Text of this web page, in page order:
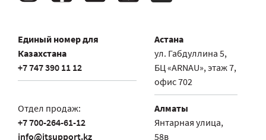
Единый номер для
Казахстана
+7 747 390 11 12
Отдел продаж:
+7 700-264-61-12
info@itsupport.kz
Астана
ул. Габдуллина 5,
БЦ «ARNAU», этаж 7,
офис 702
Алматы
Янтарная улица,
58в